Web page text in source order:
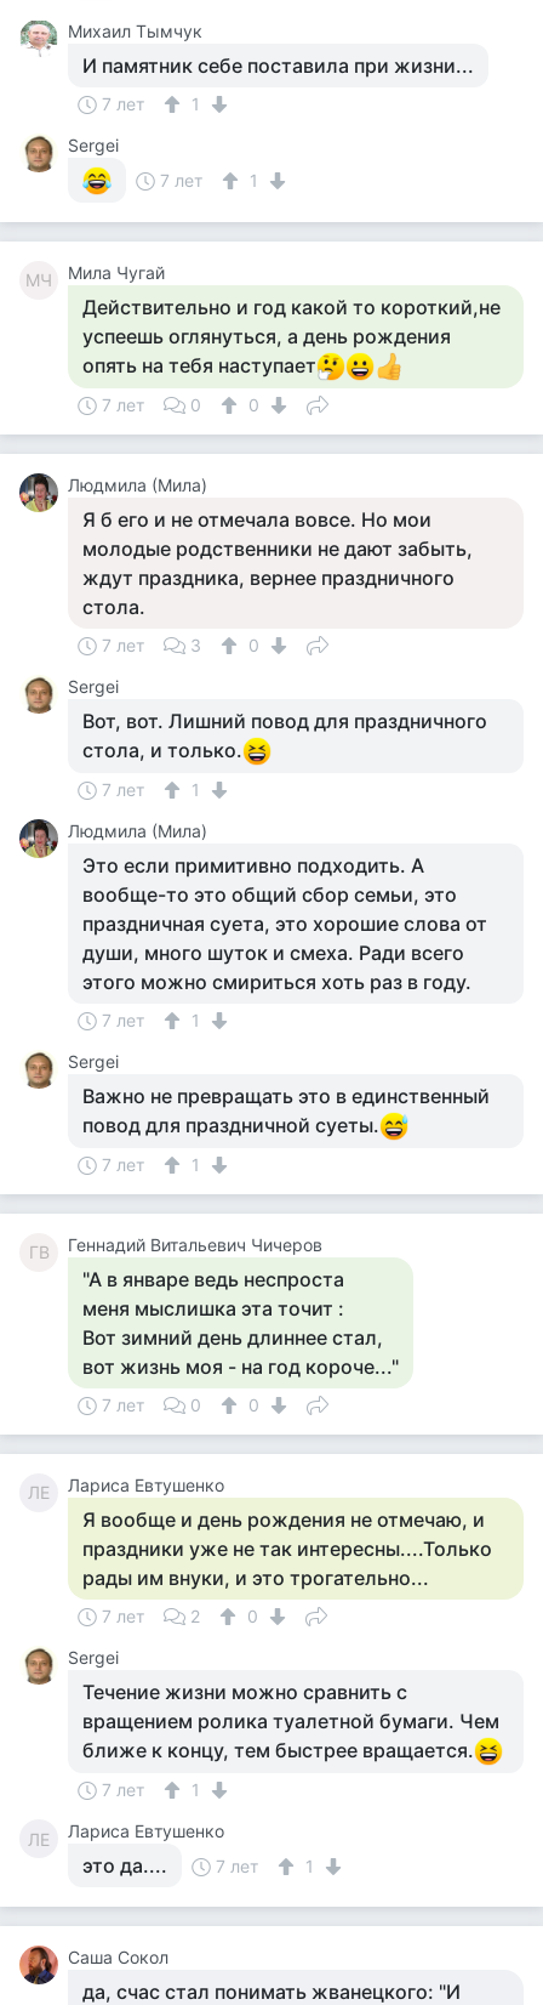
Михаил Тымчук
И памятник себе поставила при жизни...
7 лет
1
Sergei
7 лет
1
МЧ Мила Чугай
Действительно и год какой то короткий,не
успеешь оглянуться, а день рождения
опять на тебя наступает
7 лет 0 0
Людмила (Мила)
Я б его и не отмечала вовсе. Но мои
молодые родственники не дают забыть,
ждут праздника, вернее праздничного
стола.
7 лет 3
0
Sergei
Вот, вот. Лишний повод для праздничного
стола, и только.
7 лет
1
Людмила (Мила)
Это если примитивно подходить. А
вообще-то это общий сбор семьи, это
праздничная суета, это хорошие слова от
души, много шуток и смеха. Ради всего
этого можно смириться хоть раз в году.
7 лет
1
Sergei
Важно не превращать это в единственный
повод для праздничной суеты.
7 лет 1
ГВ Геннадий Витальевич Чичеров
"А в январе ведь неспроста
меня мыслишка эта точит :
Вот зимний день длиннее стал,
вот жизнь моя - на год короче..."
7 лет 0 0
ЛЕ Лариса Евтушенко
Я вообще и день рождения не отмечаю, и
праздники уже не так интересны....Только
рады им внуки, и это трогательно...
7 лет 2
0
Sergei
Течение жизни можно сравнить с
вращением ролика туалетной бумаги. Чем
ближе к концу, тем быстрее вращается.
7 лет 1
ЛЕ Лариса Евтушенко
это да.... 7 лет 1
Саша Сокол
да, счас стал понимать жванецкого: "И